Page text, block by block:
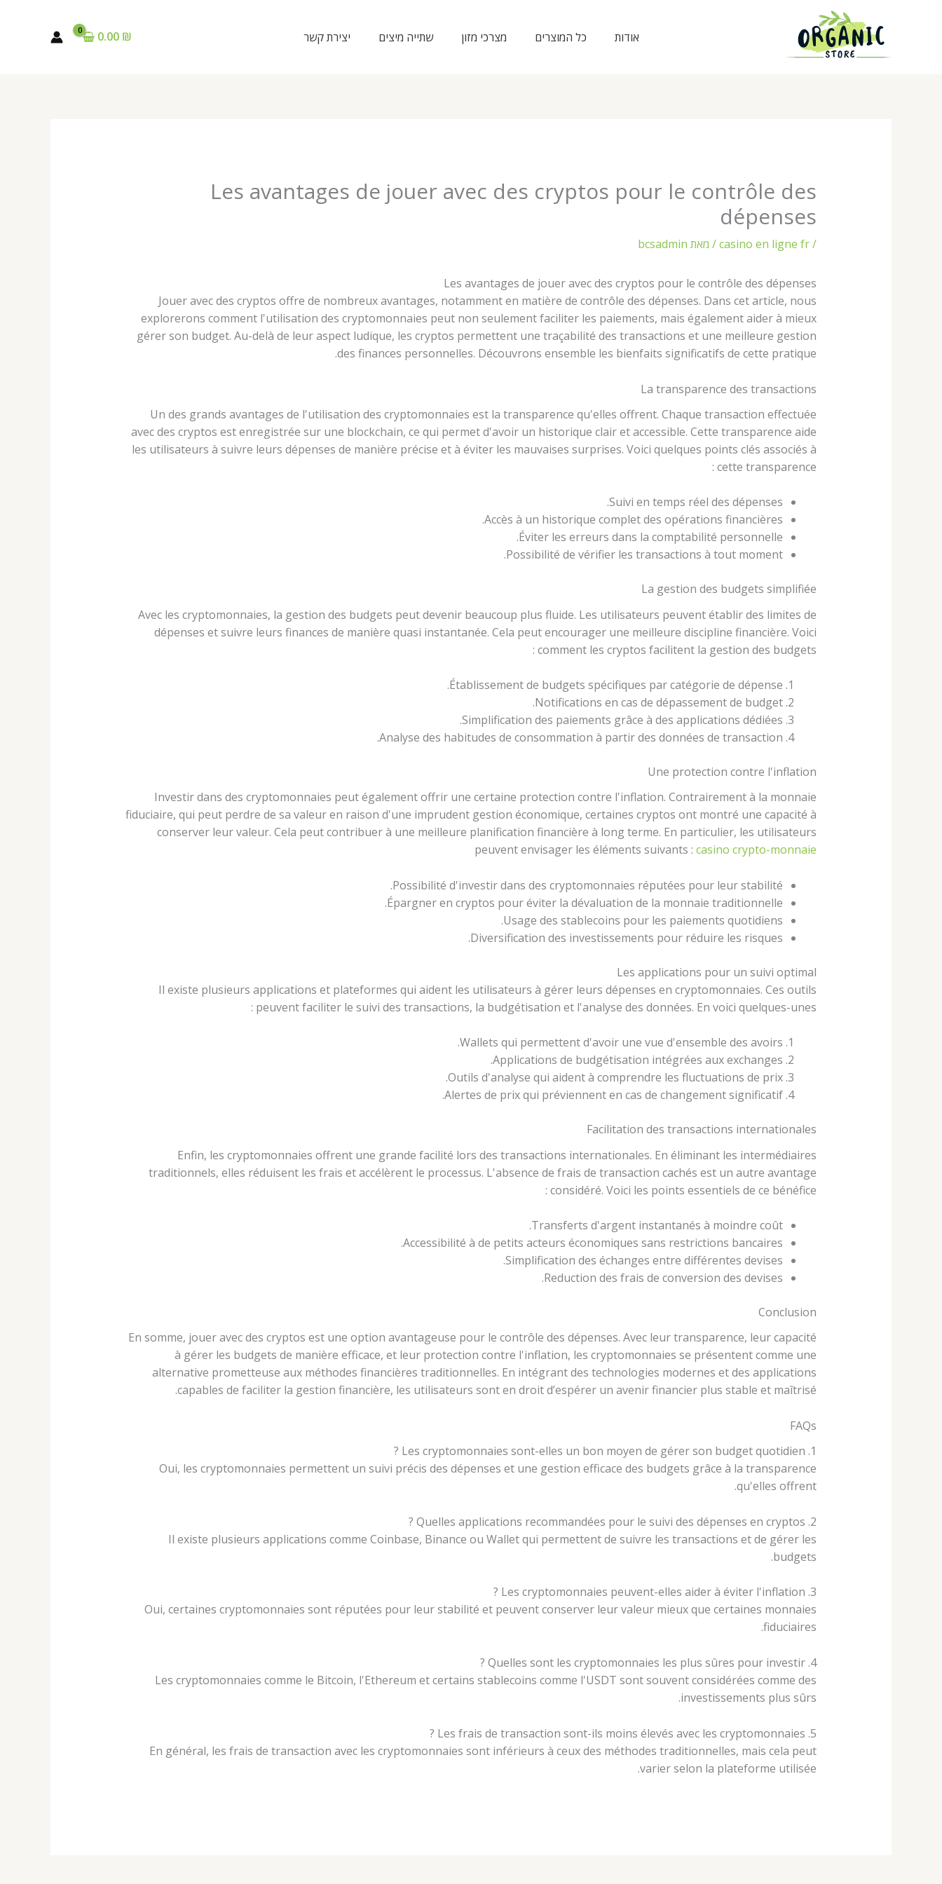
אודות כל המוצרים מצרכי מזון שתייה מיצים יצירת קשר 0.00 ₪
Les avantages de jouer avec des cryptos pour le contrôle des
dépenses
/
casino en ligne fr/ מאת bcsadmin
Les avantages de jouer avec des cryptos pour le contrôle des dépenses
Jouer avec des cryptos offre de nombreux avantages, notamment en matière de contrôle des dépenses. Dans cet article, nous
explorerons comment l'utilisation des cryptomonnaies peut non seulement faciliter les paiements, mais également aider à mieux
gérer son budget. Au-delà de leur aspect ludique, les cryptos permettent une traçabilité des transactions et une meilleure gestion
des finances personnelles. Découvrons ensemble les bienfaits significatifs de cette pratique.
La transparence des transactions
Un des grands avantages de l'utilisation des cryptomonnaies est la transparence qu'elles offrent. Chaque transaction effectuée
avec des cryptos est enregistrée sur une blockchain, ce qui permet d'avoir un historique clair et accessible. Cette transparence aide
les utilisateurs à suivre leurs dépenses de manière précise et à éviter les mauvaises surprises. Voici quelques points clés associés à
cette transparence :
Suivi en temps réel des dépenses.
Accès à un historique complet des opérations financières.
Éviter les erreurs dans la comptabilité personnelle.
Possibilité de vérifier les transactions à tout moment.
La gestion des budgets simplifiée
Avec les cryptomonnaies, la gestion des budgets peut devenir beaucoup plus fluide. Les utilisateurs peuvent établir des limites de
dépenses et suivre leurs finances de manière quasi instantanée. Cela peut encourager une meilleure discipline financière. Voici
comment les cryptos facilitent la gestion des budgets :
Établissement de budgets spécifiques par catégorie de dépense.
Notifications en cas de dépassement de budget.
Simplification des paiements grâce à des applications dédiées.
Analyse des habitudes de consommation à partir des données de transaction.
Une protection contre l'inflation
Investir dans des cryptomonnaies peut également offrir une certaine protection contre l'inflation. Contrairement à la monnaie
fiduciaire, qui peut perdre de sa valeur en raison d'une imprudent gestion économique, certaines cryptos ont montré une capacité à
conserver leur valeur. Cela peut contribuer à une meilleure planification financière à long terme. En particulier, les utilisateurs
peuvent envisager les éléments suivants :casino crypto-monnaie
Possibilité d'investir dans des cryptomonnaies réputées pour leur stabilité.
Épargner en cryptos pour éviter la dévaluation de la monnaie traditionnelle.
Usage des stablecoins pour les paiements quotidiens.
Diversification des investissements pour réduire les risques.
Les applications pour un suivi optimal
Il existe plusieurs applications et plateformes qui aident les utilisateurs à gérer leurs dépenses en cryptomonnaies. Ces outils
peuvent faciliter le suivi des transactions, la budgétisation et l'analyse des données. En voici quelques-unes :
Wallets qui permettent d'avoir une vue d'ensemble des avoirs.
Applications de budgétisation intégrées aux exchanges.
Outils d'analyse qui aident à comprendre les fluctuations de prix.
Alertes de prix qui préviennent en cas de changement significatif.
Facilitation des transactions internationales
Enfin, les cryptomonnaies offrent une grande facilité lors des transactions internationales. En éliminant les intermédiaires
traditionnels, elles réduisent les frais et accélèrent le processus. L'absence de frais de transaction cachés est un autre avantage
considéré. Voici les points essentiels de ce bénéfice :
Transferts d'argent instantanés à moindre coût.
Accessibilité à de petits acteurs économiques sans restrictions bancaires.
Simplification des échanges entre différentes devises.
Reduction des frais de conversion des devises.
Conclusion
En somme, jouer avec des cryptos est une option avantageuse pour le contrôle des dépenses. Avec leur transparence, leur capacité
à gérer les budgets de manière efficace, et leur protection contre l'inflation, les cryptomonnaies se présentent comme une
alternative prometteuse aux méthodes financières traditionnelles. En intégrant des technologies modernes et des applications
capables de faciliter la gestion financière, les utilisateurs sont en droit d’espérer un avenir financier plus stable et maîtrisé.
FAQs
1. Les cryptomonnaies sont-elles un bon moyen de gérer son budget quotidien ?
Oui, les cryptomonnaies permettent un suivi précis des dépenses et une gestion efficace des budgets grâce à la transparence
qu'elles offrent.
2. Quelles applications recommandées pour le suivi des dépenses en cryptos ?
Il existe plusieurs applications comme Coinbase, Binance ou Wallet qui permettent de suivre les transactions et de gérer les
budgets.
3. Les cryptomonnaies peuvent-elles aider à éviter l'inflation ?
Oui, certaines cryptomonnaies sont réputées pour leur stabilité et peuvent conserver leur valeur mieux que certaines monnaies
fiduciaires.
4. Quelles sont les cryptomonnaies les plus sûres pour investir ?
Les cryptomonnaies comme le Bitcoin, l'Ethereum et certains stablecoins comme l'USDT sont souvent considérées comme des
investissements plus sûrs.
5. Les frais de transaction sont-ils moins élevés avec les cryptomonnaies ?
En général, les frais de transaction avec les cryptomonnaies sont inférieurs à ceux des méthodes traditionnelles, mais cela peut
varier selon la plateforme utilisée.